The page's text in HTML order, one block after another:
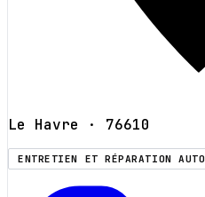
Le Havre · 76610
ENTRETIEN ET RÉPARATION AUTO